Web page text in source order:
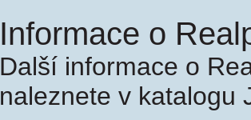
Informace o
Další informace o
naleznete v katalogu